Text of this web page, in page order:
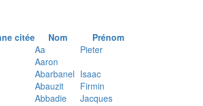
citée Nom
Prénom
Aa
Pieter
Aaron
Abarbanel Isaac
Abauzit
Firmin
Abbadie
Jacques